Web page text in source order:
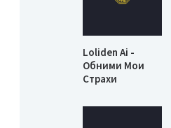
Loliden Ai -
Обними Мои
Страхи